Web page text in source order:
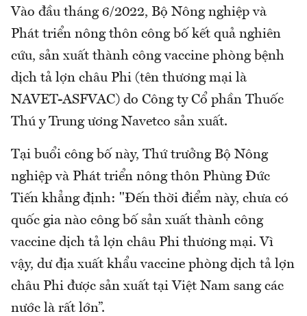
Vào đầu tháng 6/2022, Bộ Nông nghiệp và
Phát triển nông thôn công bố kết quả nghiên
cứu, sản xuất thành công vaccine phòng bệnh
dịch tả lợn châu Phi (tên thương mại là
NAVET-ASFVAC) do Công ty Cổ phần Thuốc
Thú y Trung ương Navetco sản xuất.
Tại buổi công bố này, Thứ trưởng Bộ Nông
nghiệp và Phát triển nông thôn Phùng Đức
Tiến khẳng định: "Đến thời điểm này, chưa có
quốc gia nào công bố sản xuất thành công
vaccine dịch tả lợn châu Phi thương mại. Vì
vậy, dư địa xuất khẩu vaccine phòng dịch tả lợn
châu Phi được sản xuất tại Việt Nam sang các
nước là rất lớn”.